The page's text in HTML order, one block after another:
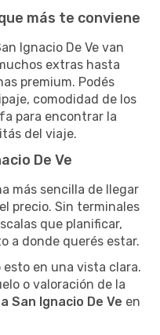
más te conviene
Ignacio De Ve van
extras hasta
premium. Podés
comodidad de los
para encontrar la
del viaje.
De Ve
más sencilla de llegar
precio. Sin terminales
que planificar,
a donde querés estar.
en una vista clara.
o valoración de la
San Ignacio De Ve en